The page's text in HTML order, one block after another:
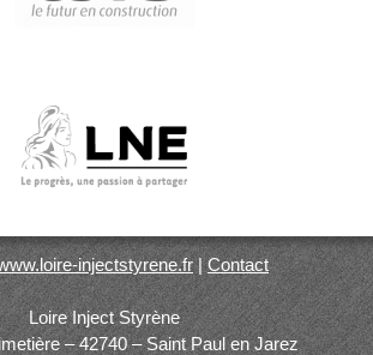
injectstyrene.fr|Contact
Loire Inject Styrène
– 42740 – Saint Paul en Jarez